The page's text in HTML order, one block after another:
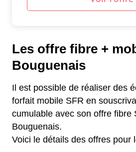
Les offre fibre +
Bouguenais
Il est possible de réaliser des
forfait mobile SFR en
cumulable avec son offre fibre
Bouguenais.
Voici le détails des offres pour